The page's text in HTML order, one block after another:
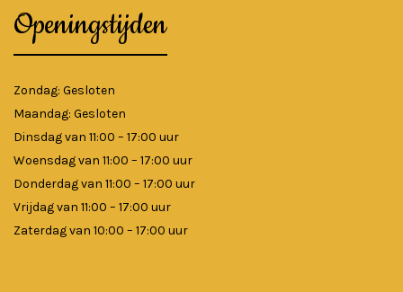
Openingstijden
Zondag: Gesloten
Maandag: Gesloten
Dinsdag van 11:00 – 17:00 uur
Woensdag van 11:00 – 17:00 uur
Donderdag van 11:00 – 17:00 uur
Vrijdag van 11:00 – 17:00 uur
Zaterdag van 10:00 – 17:00 uur